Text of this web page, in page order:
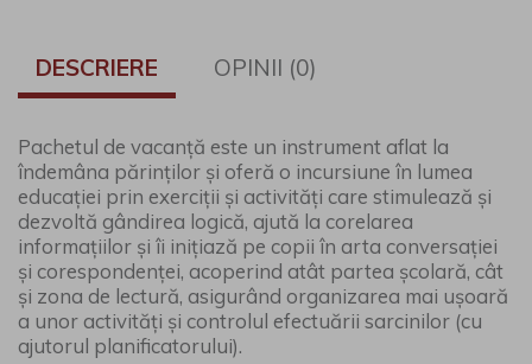
DESCRIERE OPINII (0)
Pachetul de vacanță este un instrument aflat la
îndemâna părinților și oferă o incursiune în lumea
educației prin exerciții și activități care stimulează și
dezvoltă gândirea logică, ajută la corelarea
informațiilor și îi inițiază pe copii în arta conversației
și corespondenței, acoperind atât partea școlară, cât
și zona de lectură, asigurând organizarea mai ușoară
a unor activități și controlul efectuării sarcinilor (cu
ajutorul planificatorului).